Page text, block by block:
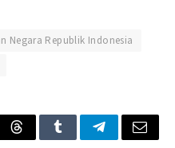
Negara Republik Indonesia
ThreadsTumblrTelegramEmail